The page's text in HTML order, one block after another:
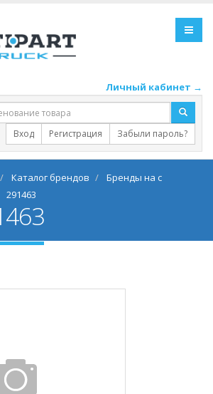
Личный кабинет →
Вход Регистрация Забыли пароль?
Каталог брендов
Бренды на c
291463